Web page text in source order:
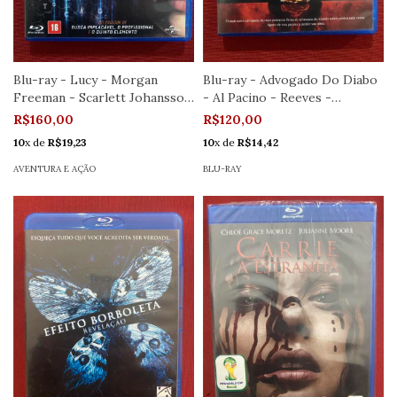
Blu-ray - Lucy - Morgan
Freeman - Scarlett Johansson
- Semin
R$160,00
10x de R$19,23
AVENTURA E AÇÃO
Blu-ray - Advogado Do Diabo
- Al Pacino - Reeves -
Seminovo
R$120,00
10x de R$14,42
BLU-RAY